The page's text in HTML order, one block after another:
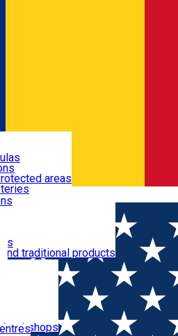
areas
traditional products
bookshops